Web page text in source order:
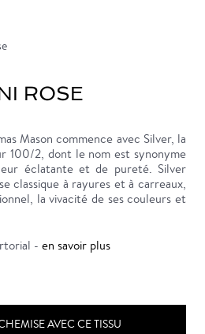
ROSE
Mason commence avec Silver, la
100/2, dont le nom est synonyme
éclatante et de pureté. Silver
classique à rayures et à carreaux,
la vivacité de ses couleurs et
- en savoir plus
AVEC CE TISSU